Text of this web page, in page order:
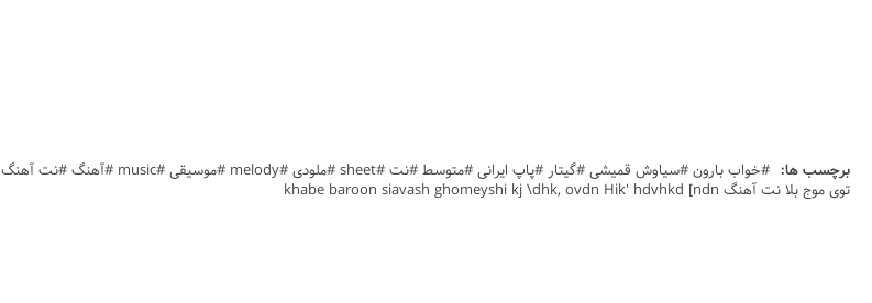
برچسب ها:
توی موج بلا نت آهنگ khabe baroon siavash ghomeyshi kj \dhk, ovdn Hik' hdvhkd [ndn